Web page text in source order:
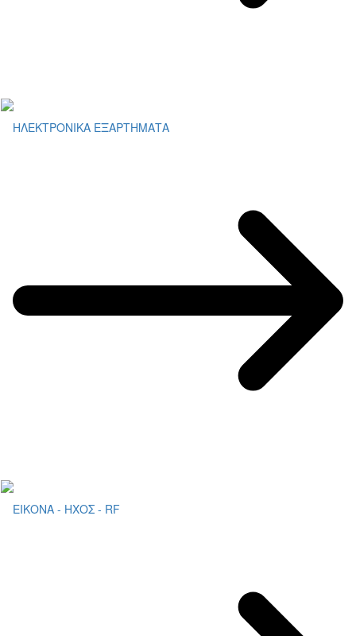
ΗΛΕΚΤΡΟΝΙΚΑ ΕΞΑΡΤΗΜΑΤΑ
ΕΙΚΟΝΑ - ΗΧΟΣ - RF